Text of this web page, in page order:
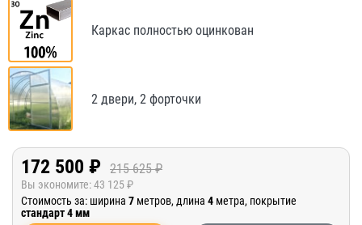
Каркас полностью оцинкован
2 двери, 2 форточки
172 500 ₽ 215 625 ₽
Вы экономите:43 125 ₽
Стоимость за: ширина 7 метров, длина 4 метра, покрытие
стандарт 4 мм